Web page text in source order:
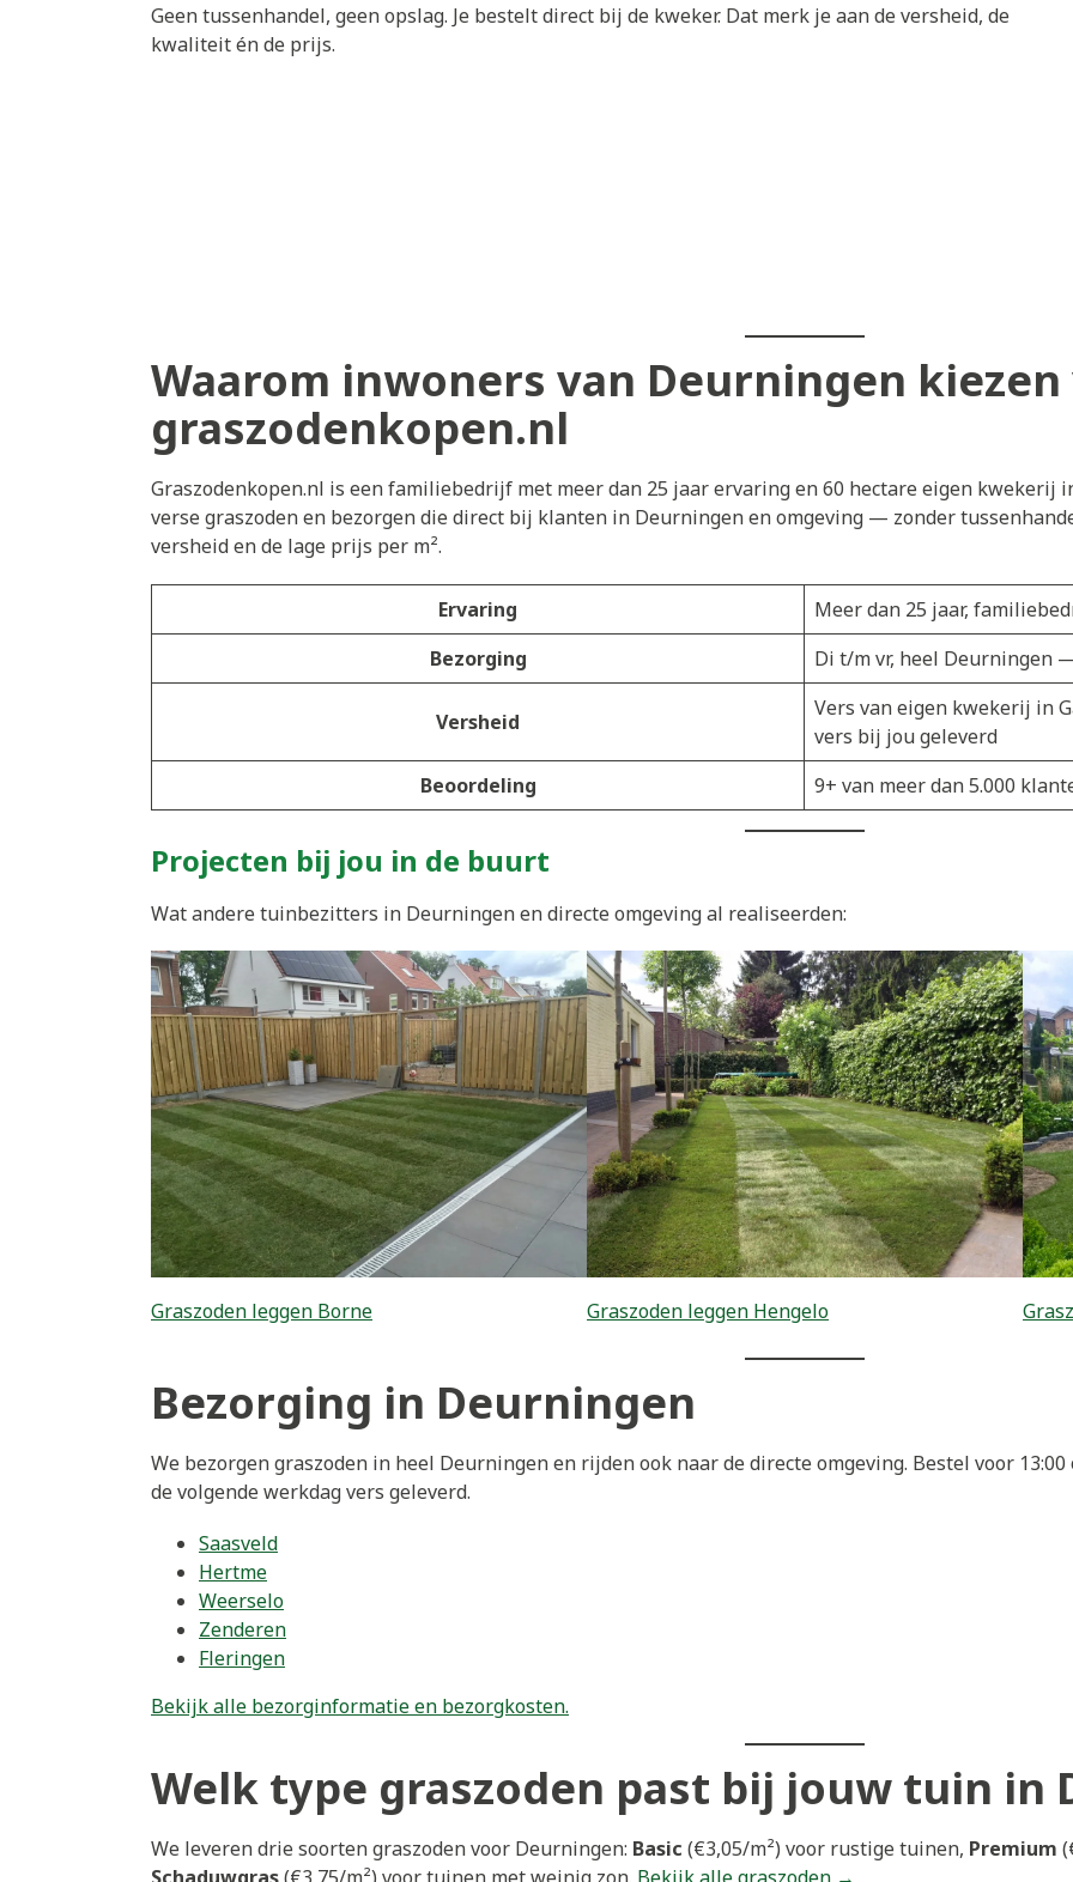
Geen tussenhandel, geen opslag. Je bestelt direct bij de kweker. Dat merk je aan de versheid, de
kwaliteit én de prijs.
Waarom inwoners van Deurningen
graszodenkopen.nl
Graszodenkopen.nl is een familiebedrijf met meer dan 25 jaar ervaring en 60 hectare eigen kwekerij
verse graszoden en bezorgen die direct bij klanten in Deurningen en omgeving — zonder
versheid en de lage prijs per m².
Ervaring
Meer dan 25 jaar,
Bezorging
Di t/m vr, heel Deurningen
Versheid
Vers van eigen kwekerij in
vers bij jou geleverd
Beoordeling
9+ van meer dan 5.000
Projecten bij jou in de buurt
Wat andere tuinbezitters in Deurningen en directe omgeving al realiseerden:
Graszoden leggen Borne Graszoden leggen Hengelo
Bezorging in Deurningen
We bezorgen graszoden in heel Deurningen en rijden ook naar de directe omgeving. Bestel voor
de volgende werkdag vers geleverd.
Saasveld
Hertme
Weerselo
Zenderen
Fleringen
Bekijk alle bezorginformatie en bezorgkosten.
Welk type graszoden past bij jouw tuin in
We leveren drie soorten graszoden voor Deurningen: Basic (€3,05/m²) voor rustige tuinen, Premium